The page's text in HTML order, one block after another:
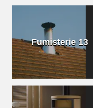
Fumisterie 13